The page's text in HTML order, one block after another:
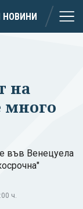
НОВИНИ
на
много
във Венецуела
ч.